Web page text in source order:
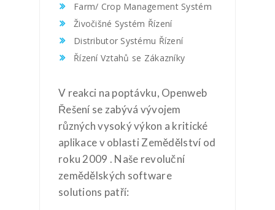
Farm/ Crop Management Systém
Živočišné Systém Řízení
Distributor Systému Řízení
Řízení Vztahů se Zákazníky
V reakci na poptávku, Openweb
Řešení se zabývá vývojem
různých vysoký výkon a kritické
aplikace v oblasti Zemědělství od
roku 2009 . Naše revoluční
zemědělských software
solutions patří: